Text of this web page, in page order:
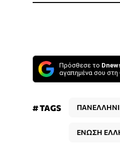
Πρόσθεσε το
αγαπημένα σου στη
# TAGS
ΕΝΩΣΗ